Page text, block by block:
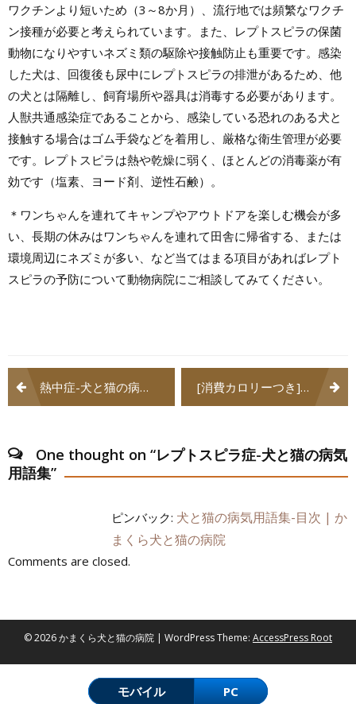
ワクチンより短いため（3～8か月）、流行地では頻繁なワクチ
ン接種が必要と考えられています。また、レプトスピラの保菌
動物になりやすいネズミ類の駆除や接触防止も重要です。感染
した犬は、回復後も尿中にレプトスピラの排泄があるため、他
の犬とは隔離し、飼育場所や器具は消毒する必要があります。
人獣共通感染症であることから、感染している恐れのある犬と
接触する場合はゴム手袋などを着用し、厳格な衛生管理が必要
です。レプトスピラは熱や乾燥に弱く、ほとんどの消毒薬が有
効です（塩素、ヨード剤、逆性石鹸）。
＊ワンちゃんを連れてキャンプやアウトドアを楽しむ機会が多
い、長期の休みはワンちゃんを連れて田舎に帰省する、または
環境周辺にネズミが多い、など当てはまる項目があればレプト
スピラの予防について動物病院にご相談してみてください。
投
稿
ナ
ビ
シ
ン
熱中症-犬と猫の病気用語集 [消費カロリーつき]ワンちゃんと行くかまくら散歩道02
One thought on “レプトスピラ症-犬と猫の病気
用語集”
ピンバック: 犬と猫の病気用語集-目次 | か
まくら犬と猫の病院
Comments are closed.
© 2026 かまくら犬と猫の病院 | WordPress Theme: AccessPress Root
モバイル PC